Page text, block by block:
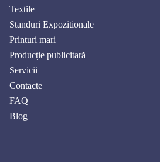
Textile
Standuri Expozitionale
Printuri mari
Producție publicitară
Servicii
Contacte
FAQ
Blog